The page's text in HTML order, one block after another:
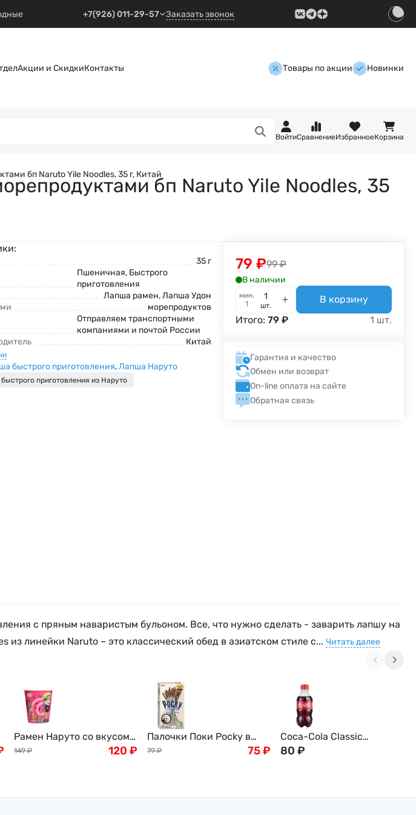
+7(926) 011-29-57 Заказать звонок
Акции и СкидкиКонтакты Товары по акции Новинки
ВойтиСравнениеИзбранноеКорзина
бп Naruto Yile Noodles, 35 г, Китайбп Naruto Yile Noodles, 35
35 г
Пшеничная, Быстрого
приготовления
Лапша рамен, Лапша Удон
морепродуктов
Отправляем транспортными
компаниями и почтой России
Китай
быстрого приготовления,Лапша Наруто
приготовления из Наруто
99 ₽
79 ₽
В наличии
мин.
1
шт.
В корзину
Итого:79 ₽ 1 шт.
Гарантия и качество
Обмен или возврат
On-line оплата на сайте
Обратная связь
с пряным наваристым бульоном. Все, что нужно сделать - заварить лапшу на
линейки Naruto – это классический обед в азиатском стиле с... Читать далее
Рамен Наруто со вкусом
томленой телятины
149 ₽ 120 ₽
Палочки Поки Pocky в
шоколаде со вкусом
79 ₽ 75₽
Coca-Cola Classic
газированный напиток
80 ₽